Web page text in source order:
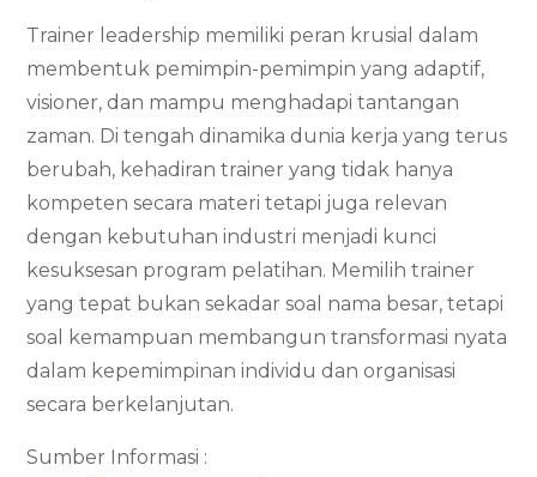
Trainer leadership memiliki peran krusial dalam
membentuk pemimpin-pemimpin yang adaptif,
visioner, dan mampu menghadapi tantangan
zaman. Di tengah dinamika dunia kerja yang terus
berubah, kehadiran trainer yang tidak hanya
kompeten secara materi tetapi juga relevan
dengan kebutuhan industri menjadi kunci
kesuksesan program pelatihan. Memilih trainer
yang tepat bukan sekadar soal nama besar, tetapi
soal kemampuan membangun transformasi nyata
dalam kepemimpinan individu dan organisasi
secara berkelanjutan.
Sumber Informasi :